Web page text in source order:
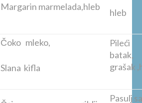
Margarin marmelada,hleb
hleb
Čoko mleko,
Slana kifla
Pileći
grašak
Pasulj